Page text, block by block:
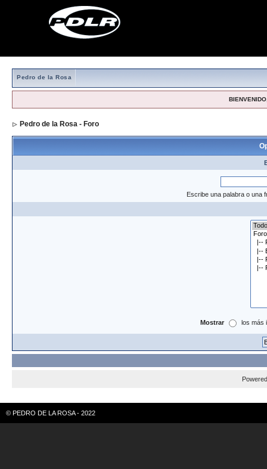
Pedro de la Rosa
Pedro de la Rosa - Foro
Escribe una palabra o una
Mostrar los más
© PEDRO DE LA ROSA - 2022